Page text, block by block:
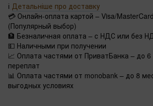
ℹ️ Детальніше про доставку
💳 Онлайн-оплата картой – Visa/
(Популярный выбор)
🏦 Безналичная оплата – с НДС или без
💵 Наличными при получении
📈 Оплата частями от ПриватБанка – до
переплат
📊 Оплата частями от monobank – до 8
выгодных условиях